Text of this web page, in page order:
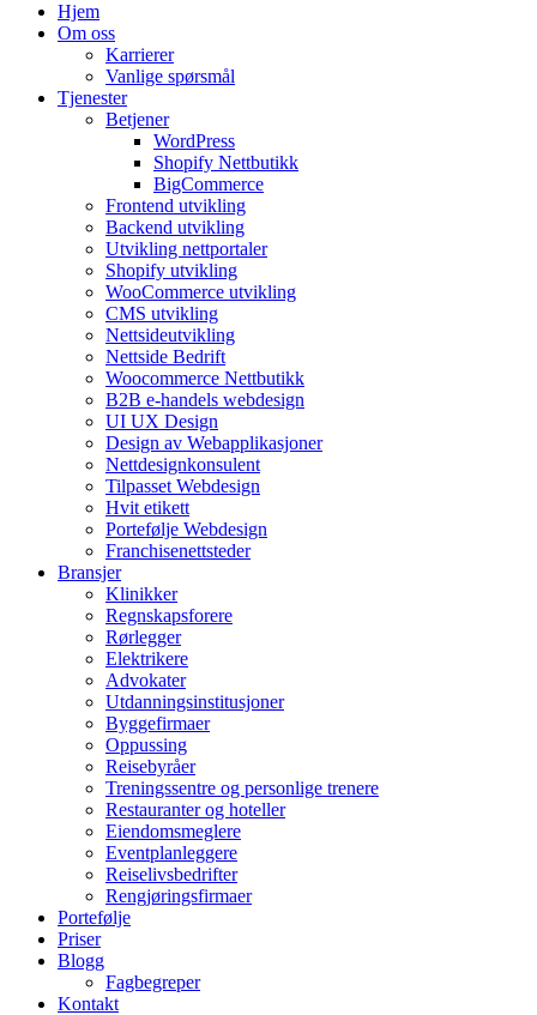
Hjem
Om oss
Karrierer
Vanlige spørsmål
Tjenester
Betjener
WordPress
Shopify Nettbutikk
BigCommerce
Frontend utvikling
Backend utvikling
Utvikling nettportaler
Shopify utvikling
WooCommerce utvikling
CMS utvikling
Nettsideutvikling
Nettside Bedrift
Woocommerce Nettbutikk
B2B e-handels webdesign
UI UX Design
Design av Webapplikasjoner
Nettdesignkonsulent
Tilpasset Webdesign
Hvit etikett
Portefølje Webdesign
Franchisenettsteder
Bransjer
Klinikker
Regnskapsforere
Rørlegger
Elektrikere
Advokater
Utdanningsinstitusjoner
Byggefirmaer
Oppussing
Reisebyråer
Treningssentre og personlige trenere
Restauranter og hoteller
Eiendomsmeglere
Eventplanleggere
Reiselivsbedrifter
Rengjøringsfirmaer
Portefølje
Priser
Blogg
Fagbegreper
Kontakt